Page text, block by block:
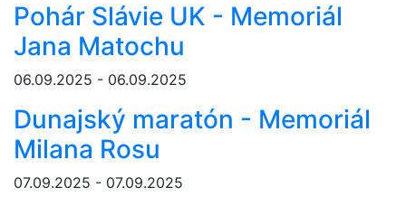
Pohár Slávie UK - Memoriál
Jana Matochu
06.09.2025 - 06.09.2025
Dunajský maratón - Memoriál
Milana Rosu
07.09.2025 - 07.09.2025